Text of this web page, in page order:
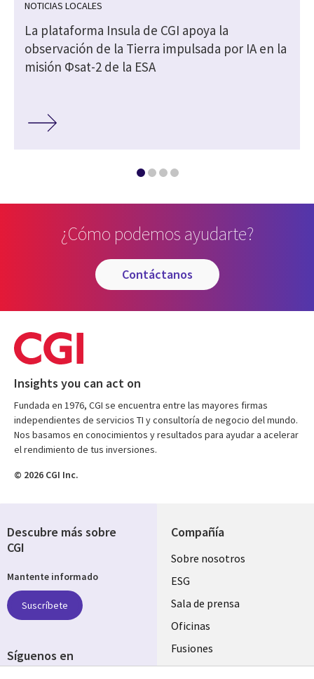
NOTICIAS LOCALES
La plataforma Insula de CGI apoya la
observación de la Tierra impulsada por IA en la
misión Φsat-2 de la ESA
¿Cómo podemos ayudarte?
contáctanos
Insights you can act on
Fundada en 1976, CGI se encuentra entre las mayores firmas
independientes de servicios TI y consultoría de negocio del mundo.
Nos basamos en conocimientos y resultados para ayudar a acelerar
el rendimiento de tus inversiones.
© 2026 CGI Inc.
Compañía
Useful
links
SPAIN
Sobre nosotros
ESG
Sala de prensa
Oficinas
Fusiones
Inversores
Descubre más sobre
CGI
Mantente informado
Suscríbete
Síguenos en